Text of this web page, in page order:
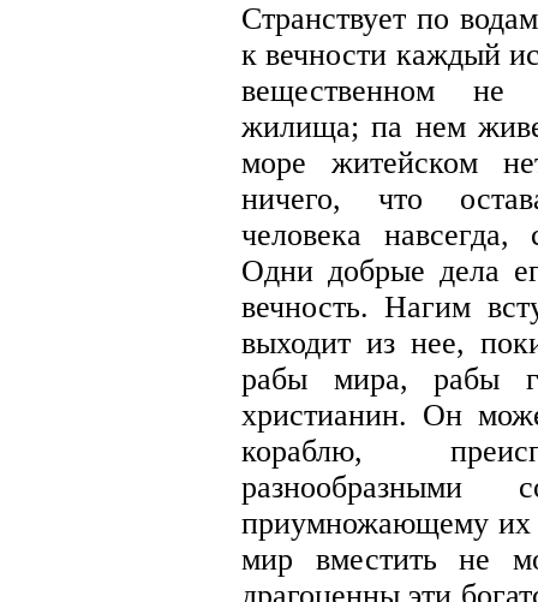
Странствует по
к вечности каждый
вещественном не
жилища; па нем
море житейском
ничего, что
человека
Одни добрые дела
вечность. Нагим
выходит из нее,
рабы мира, рабы
христианин. Он
кораблю,
разнообразными
приумножающему их
мир вместить не